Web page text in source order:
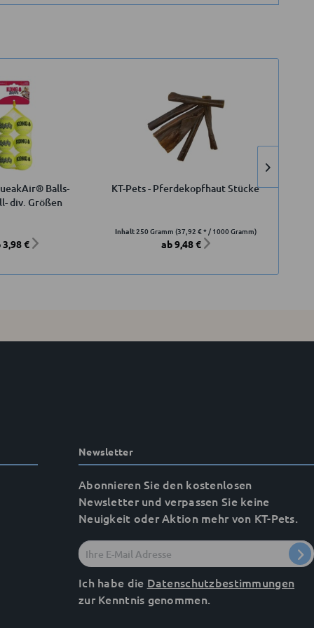
Balls-
div. Größen
3,98 €
KT-Pets - Pferdekopfhaut Stücke
Inhalt250 Gramm (37,92 € * / 1000 Gramm)
ab 9,48 €
Newsletter
Abonnieren Sie den kostenlosen
Newsletter und verpassen Sie keine
Neuigkeit oder Aktion mehr von KT-Pets.
Ich habe die Datenschutzbestimmungen
zur Kenntnis genommen.